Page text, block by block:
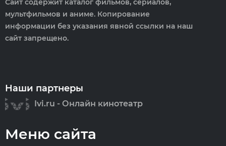
Сайт содержит каталог фильмов, сериалов,
мультфильмов и аниме. Копирование
информации без указания явной ссылки на наш
сайт запрещено.
Наши партнеры
Ivi.ru - Онлайн кинотеатр
Меню сайта